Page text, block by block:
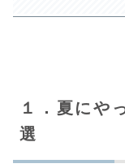
１．夏にや
選